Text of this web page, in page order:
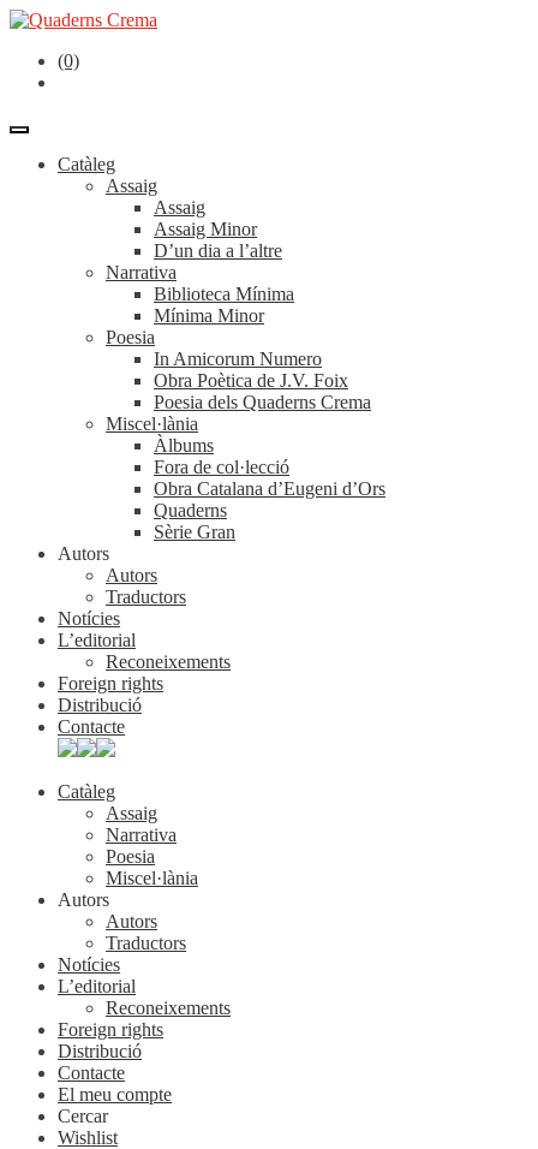
(0)
Catàleg
Assaig
Assaig
Assaig Minor
D’un dia a l’altre
Narrativa
Biblioteca Mínima
Mínima Minor
Poesia
In Amicorum Numero
Obra Poètica de J.V. Foix
Poesia dels Quaderns Crema
Miscel·lània
Àlbums
Fora de col·lecció
Obra Catalana d’Eugeni d’Ors
Quaderns
Sèrie Gran
Autors
Autors
Traductors
Notícies
L’editorial
Reconeixements
Foreign rights
Distribució
Contacte
Catàleg
Assaig
Narrativa
Poesia
Miscel·lània
Autors
Autors
Traductors
Notícies
L’editorial
Reconeixements
Foreign rights
Distribució
Contacte
El meu compte
Cercar
Wishlist